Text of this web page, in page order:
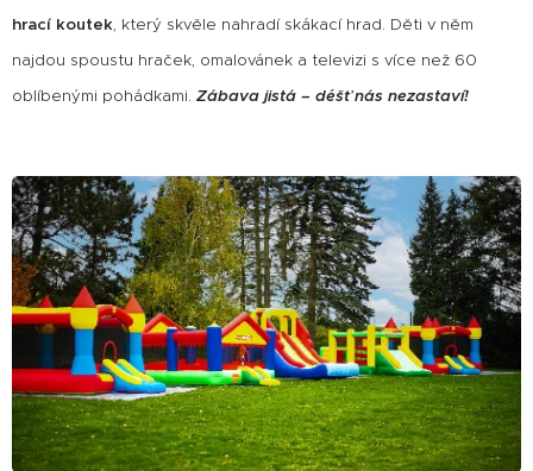
hrací koutek, který skvěle nahradí skákací hrad. Děti v něm
najdou spoustu hraček, omalovánek a televizi s více než 60
oblíbenými pohádkami. Zábava jistá – déšť nás nezastaví!